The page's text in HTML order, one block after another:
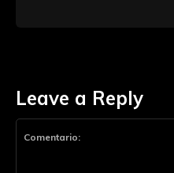
Leave a Reply